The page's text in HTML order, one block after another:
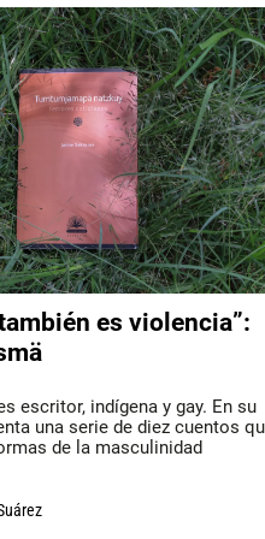
es violencia”:
escritor, indígena y gay. En su
una serie de diez cuentos
de la masculinidad